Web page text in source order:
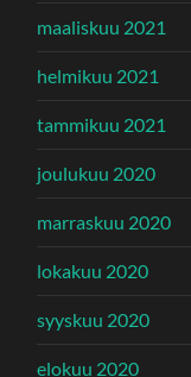
maaliskuu 2021
helmikuu 2021
tammikuu 2021
joulukuu 2020
marraskuu 2020
lokakuu 2020
syyskuu 2020
elokuu 2020